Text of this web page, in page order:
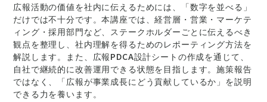
広報活動の価値を社内に伝えるためには、「数字を並べる」
だけでは不十分です。本講座では、経営層・営業・マーケテ
ィング・採用部門など、ステークホルダーごとに伝えるべき
観点を整理し、社内理解を得るためのレポーティング方法を
解説します。また、広報PDCA設計シートの作成を通じて、
自社で継続的に改善運用できる状態を目指します。施策報告
ではなく、「広報が事業成長にどう貢献しているか」を説明
できる力を養います。